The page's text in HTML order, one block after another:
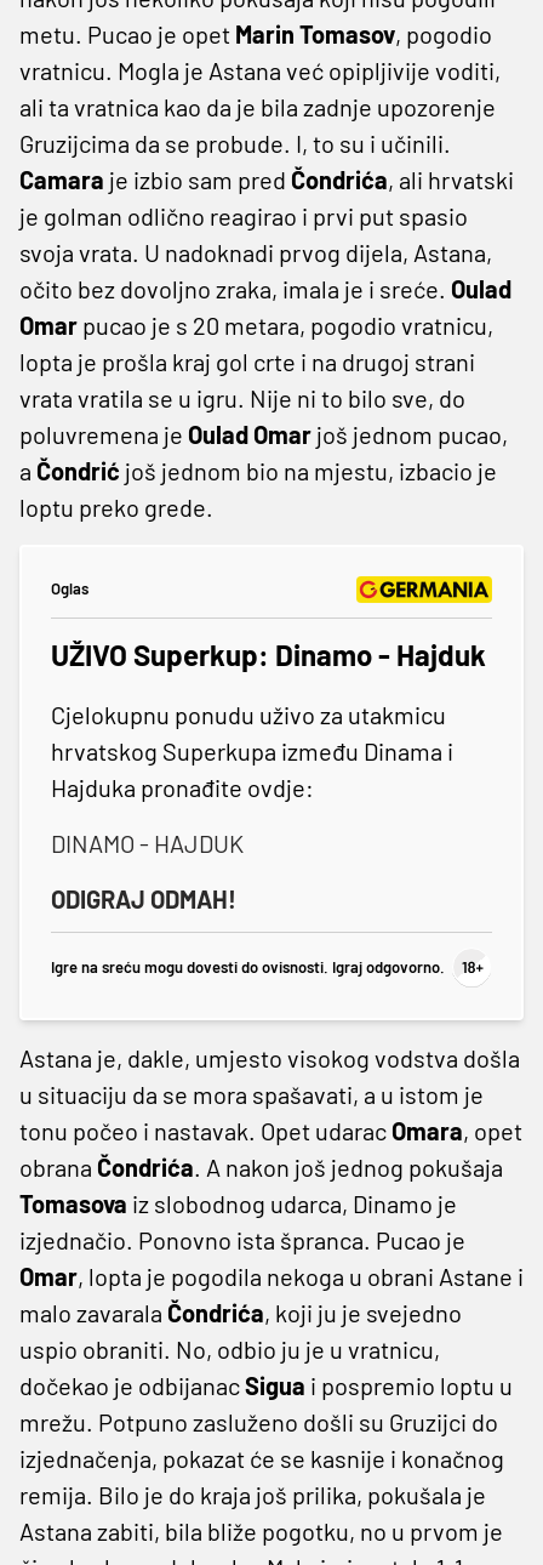
metu. Pucao je opet Marin Tomasov, pogodio
vratnicu. Mogla je Astana već opipljivije voditi,
ali ta vratnica kao da je bila zadnje upozorenje
Gruzijcima da se probude. I, to su i učinili.
Camara je izbio sam pred Čondrića, ali hrvatski
je golman odlično reagirao i prvi put spasio
svoja vrata. U nadoknadi prvog dijela, Astana,
očito bez dovoljno zraka, imala je i sreće. Oulad
Omar pucao je s 20 metara, pogodio vratnicu,
lopta je prošla kraj gol crte i na drugoj strani
vrata vratila se u igru. Nije ni to bilo sve, do
poluvremena je Oulad Omar još jednom pucao,
a Čondrić još jednom bio na mjestu, izbacio je
loptu preko grede.
Oglas
UŽIVO Superkup: Dinamo - Hajduk
Cjelokupnu ponudu uživo za utakmicu
hrvatskog Superkupa između Dinama i
Hajduka pronađite ovdje:
DINAMO - HAJDUK
ODIGRAJ ODMAH!
Igre na sreću mogu dovesti do ovisnosti. Igraj odgovorno.
Astana je, dakle, umjesto visokog vodstva došla
u situaciju da se mora spašavati, a u istom je
tonu počeo i nastavak. Opet udarac Omara, opet
obrana Čondrića . A nakon još jednog pokušaja
Tomasova iz slobodnog udarca, Dinamo je
izjednačio. Ponovno ista špranca. Pucao je
Omar, lopta je pogodila nekoga u obrani Astane i
malo zavarala Čondrića, koji ju je svejedno
uspio obraniti. No, odbio ju je u vratnicu,
dočekao je odbijanacSigua i pospremio loptu u
mrežu. Potpuno zasluženo došli su Gruzijci do
izjednačenja, pokazat će se kasnije i konačnog
remija. Bilo je do kraja još prilika, pokušala je
Astana zabiti, bila bliže pogotku, no u prvom je